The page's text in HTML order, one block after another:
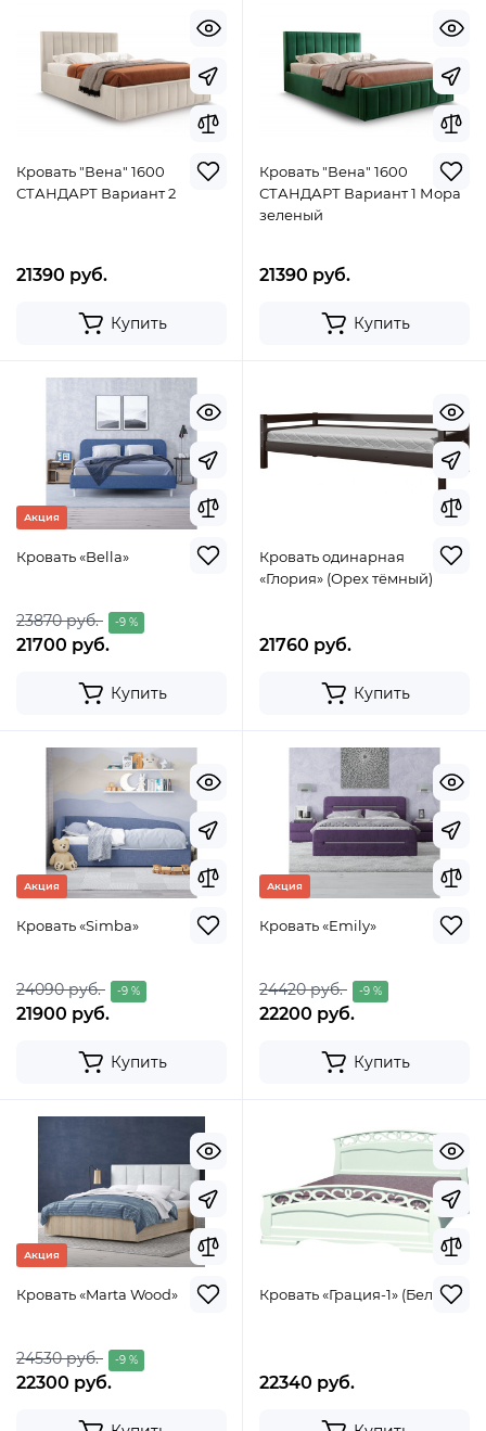
Кровать "Вена" 1600
СТАНДАРТ Вариант 2
21390 руб.
Купить
Кровать "Вена" 1600
СТАНДАРТ Вариант 1 Мора
зеленый
21390 руб.
Купить
Акция
Кровать «Bella»
23870 руб. -9 %
21700 руб.
Купить
Кровать одинарная
«Глория» (Орех тёмный)
21760 руб.
Купить
Акция
Кровать «Simba»
24090 руб. -9 %
21900 руб.
Купить
Акция
Кровать «Emily»
24420 руб. -9 %
22200 руб.
Купить
Акция
Кровать «Marta Wood»
24530 руб. -9 %
22300 руб.
Кровать «Грация-1» (Белый)
22340 руб.